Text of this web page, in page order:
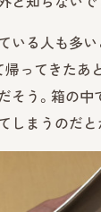
いる人も多い
帰ってきたあ
そう。箱の中
しまうのだと